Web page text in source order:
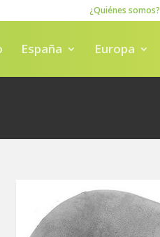
¿Quiénes somos?
España Europa